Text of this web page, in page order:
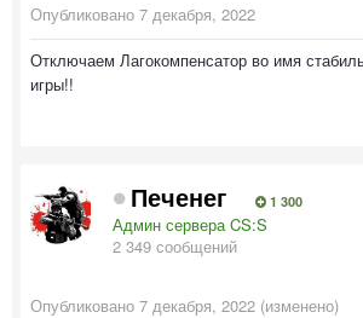
Опубликовано 7 декабря, 2022
Отключаем Лагокомпенсатор во имя
игры!!
Печенег 1 300
Админ сервера CS:S
2 349 сообщений
Опубликовано 7 декабря, 2022 (изменено)